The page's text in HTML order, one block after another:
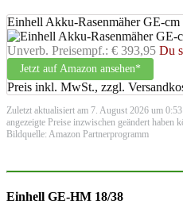
Einhell Akku-Rasenmäher GE-
Unverb. Preisempf.: € 393,95 Du
Jetzt auf Amazon ansehen*
Preis inkl. MwSt., zzgl.
Zuletzt aktualisiert am 7. August 2026 um
angezeigte Preise inzwischen geändert haben
Bildquelle: Amazon Partnerprogramm
Einhell GE-HM 18/38